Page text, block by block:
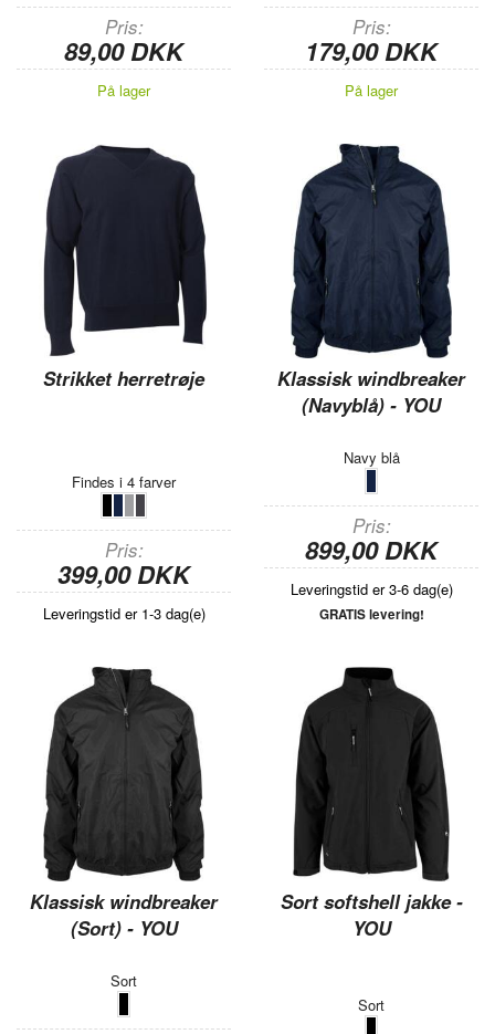
Pris
89,00 DKK
På lager
Pris
179,00 DKK
På lager
Strikket herretrøje
Findes i 4 farver
Pris
399,00 DKK
Leveringstid er 1-3 dag(e)
Klassisk windbreaker
(Navyblå) - YOU
Navy blå
Pris
899,00 DKK
Leveringstid er 3-6 dag(e)
GRATIS levering!
Klassisk windbreaker
(Sort) - YOU
Sort
Sort softshell jakke -
YOU
Sort